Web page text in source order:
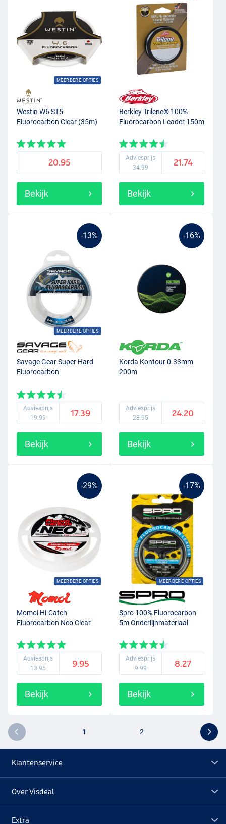
MEERDERE OPTIES
Westin W6 ST5
Fluorocarbon Clear (35m)
20.95
Bekijk
Berkley Trilene® 100%
Fluorocarbon Leader 150m
Adviesprijs
34.99
21.74
Bekijk
-13%
MEERDERE OPTIES
Savage Gear Super Hard
Fluorocarbon
Adviesprijs
19.99
17.39
Bekijk
-16%
Korda Kontour 0.33mm
200m
Adviesprijs
28.95
24.20
Bekijk
-29%
MEERDERE OPTIES
Momoi Hi-Catch
Fluorocarbon Neo Clear
Adviesprijs
13.95
9.95
Bekijk
-17%
MEERDERE OPTIES
Spro 100% Fluorocarbon
5m Onderlijnmateriaal
Adviesprijs
9.99
8.27
Bekijk
1 2
Klantenservice
Over Visdeal
Extra